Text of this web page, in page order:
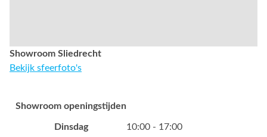
Showroom Sliedrecht
Bekijk sfeerfoto's
Showroom openingstijden
Dinsdag
10:00 - 17:00